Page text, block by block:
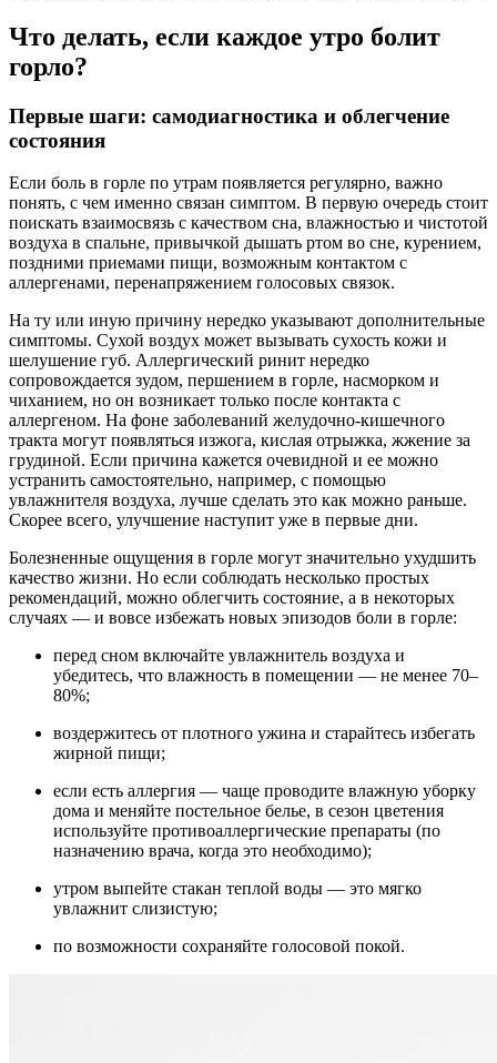
Что делать, если каждое утро болит
горло?
Первые шаги: самодиагностика и облегчение
состояния
Если боль в горле по утрам появляется регулярно, важно
понять, с чем именно связан симптом. В первую очередь стоит
поискать взаимосвязь с качеством сна, влажностью и чистотой
воздуха в спальне, привычкой дышать ртом во сне, курением,
поздними приемами пищи, возможным контактом с
аллергенами, перенапряжением голосовых связок.
На ту или иную причину нередко указывают дополнительные
симптомы. Сухой воздух может вызывать сухость кожи и
шелушение губ. Аллергический ринит нередко
сопровождается зудом, першением в горле, насморком и
чиханием, но он возникает только после контакта с
аллергеном. На фоне заболеваний желудочно-кишечного
тракта могут появляться изжога, кислая отрыжка, жжение за
грудиной. Если причина кажется очевидной и ее можно
устранить самостоятельно, например, с помощью
увлажнителя воздуха, лучше сделать это как можно раньше.
Скорее всего, улучшение наступит уже в первые дни.
Болезненные ощущения в горле могут значительно ухудшить
качество жизни. Но если соблюдать несколько простых
рекомендаций, можно облегчить состояние, а в некоторых
случаях — и вовсе избежать новых эпизодов боли в горле:
перед сном включайте увлажнитель воздуха и
убедитесь, что влажность в помещении — не менее 70–
80%;
воздержитесь от плотного ужина и старайтесь избегать
жирной пищи;
если есть аллергия — чаще проводите влажную уборку
дома и меняйте постельное белье, в сезон цветения
используйте противоаллергические препараты (по
назначению врача, когда это необходимо);
утром выпейте стакан теплой воды — это мягко
увлажнит слизистую;
по возможности сохраняйте голосовой покой.